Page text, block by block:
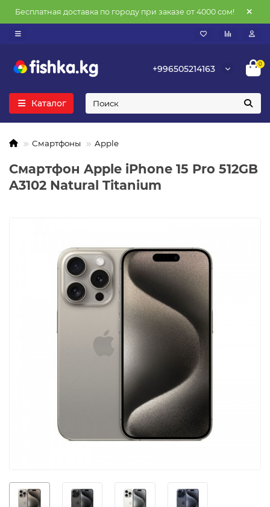
Бесплатная доставка по городу при заказе от 4000 сом!
+996505214163 0
Каталог
Смартфоны Apple
Смартфон Apple iPhone 15 Pro 512GB
A3102 Natural Titanium